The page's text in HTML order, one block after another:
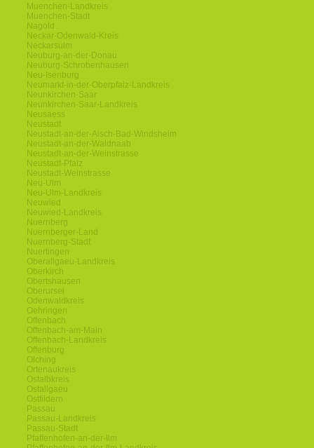
Muenchen-Landkreis
Muenchen-Stadt
Nagold
Neckar-Odenwald-Kreis
Neckarsulm
Neuburg-an-der-Donau
Neuburg-Schrobenhausen
Neu-Isenburg
Neumarkt-in-der-Oberpfalz-Landkreis
Neunkirchen-Saar
Neunkirchen-Saar-Landkreis
Neusaess
Neustadt
Neustadt-an-der-Aisch-Bad-Windsheim
Neustadt-an-der-Waldnaab
Neustadt-an-der-Weinstrasse
Neustadt-Pfalz
Neustadt-Weinstrasse
Neu-Ulm
Neu-Ulm-Landkreis
Neuwied
Neuwied-Landkreis
Nuernberg
Nuernberger-Land
Nuernberg-Stadt
Nuertingen
Oberallgaeu-Landkreis
Oberkirch
Obertshausen
Oberursel
Odenwaldkreis
Oehringen
Offenbach
Offenbach-am-Main
Offenbach-Landkreis
Offenburg
Olching
Ortenaukreis
Ostalbkreis
Ostallgaeu
Ostfildern
Passau
Passau-Landkreis
Passau-Stadt
Pfaffenhofen-an-der-Ilm